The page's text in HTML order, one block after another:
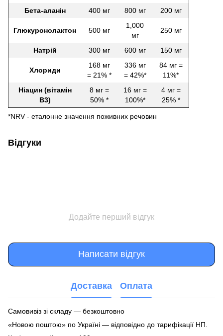
Бета-аланін
400 мг 800 мг 200 мг
Глюкуронолактон 500 мг
1,000
мг
250 мг
Натрій 300 мг 600 мг 150 мг
Хлориди
168 мг
= 21% *
336 мг
= 42%*
84 мг =
11%*
Ніацин (вітамін
B3)
8 мг =
50% *
16 мг =
100%*
4 мг =
25% *
*NRV - еталонне значення поживних речовин
Відгуки
Додайте перший відгук
Написати відгук
Доставка Оплата
Самовивіз зі складу — безкоштовно
«Новою поштою» по Україні — відповідно до тарифікації НП.